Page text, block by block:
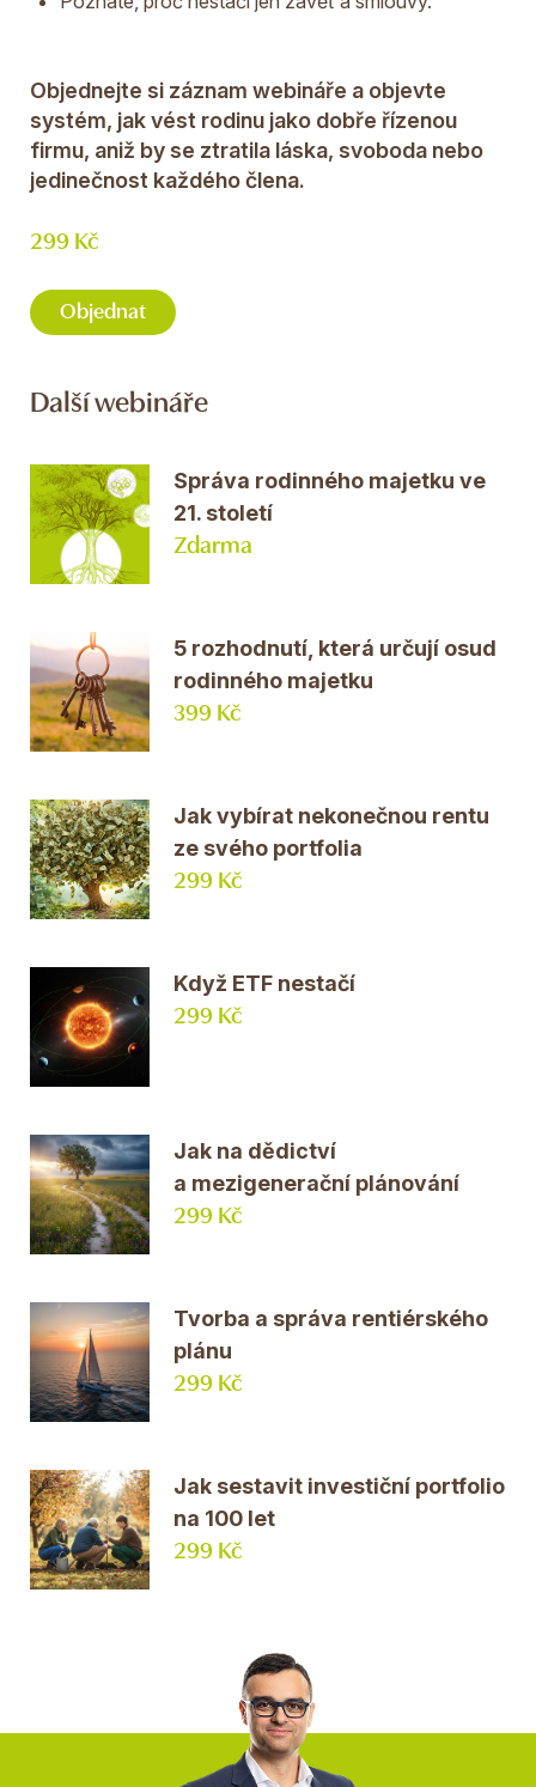
Objednejte si záznam webináře a objevte
systém, jak vést rodinu jako dobře řízenou
firmu, aniž by se ztratila láska, svoboda nebo
jedinečnost každého člena.
299 Kč
Objednat
Další webináře
Správa rodinného majetku ve
21. století
Zdarma
5 rozhodnutí, která určují osud
rodinného majetku
399 Kč
Jak vybírat nekonečnou rentu
ze svého portfolia
299 Kč
Když ETF nestačí
299 Kč
Jak na dědictví
a mezigenerační plánování
299 Kč
Tvorba a správa rentiérského
plánu
299 Kč
Jak sestavit investiční portfolio
na 100 let
299 Kč